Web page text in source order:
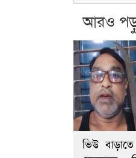
আরও
ভিউ